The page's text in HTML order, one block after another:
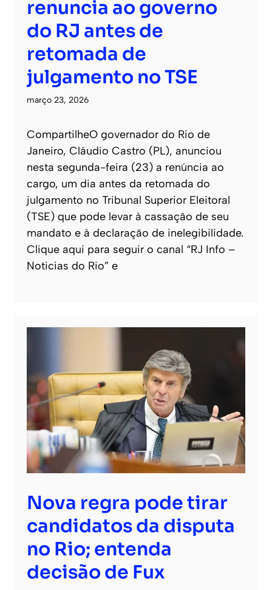
renuncia ao governo
do RJ antes de
retomada de
julgamento no TSE
março 23, 2026
CompartilheO governador do Rio de
Janeiro, Cláudio Castro (PL), anunciou
nesta segunda-feira (23) a renúncia ao
cargo, um dia antes da retomada do
julgamento no Tribunal Superior Eleitoral
(TSE) que pode levar à cassação de seu
mandato e à declaração de inelegibilidade.
Clique aqui para seguir o canal “RJ Info –
Noticias do Rio” e
Nova regra pode tirar
candidatos da disputa
no Rio; entenda
decisão de Fux